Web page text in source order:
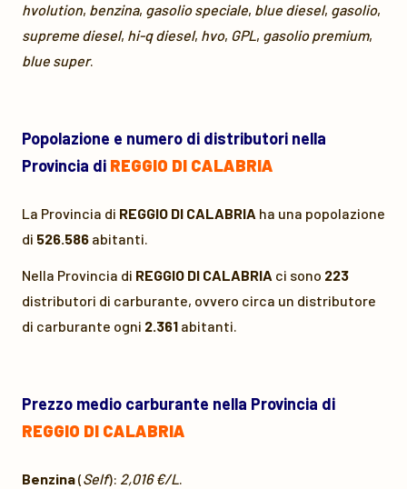
hvolution, benzina, gasolio speciale, blue diesel, gasolio,
supreme diesel, hi-q diesel, hvo, GPL, gasolio premium,
blue super.
Popolazione e numero di distributori nella
Provincia di REGGIO DI CALABRIA
La Provincia di REGGIO DI CALABRIA ha una popolazione
di 526.586 abitanti.
Nella Provincia di REGGIO DI CALABRIA ci sono 223
distributori di carburante, ovvero circa un distributore
di carburante ogni 2.361 abitanti.
Prezzo medio carburante nella Provincia di
REGGIO DI CALABRIA
Benzina(Self): 2,016 €/L.